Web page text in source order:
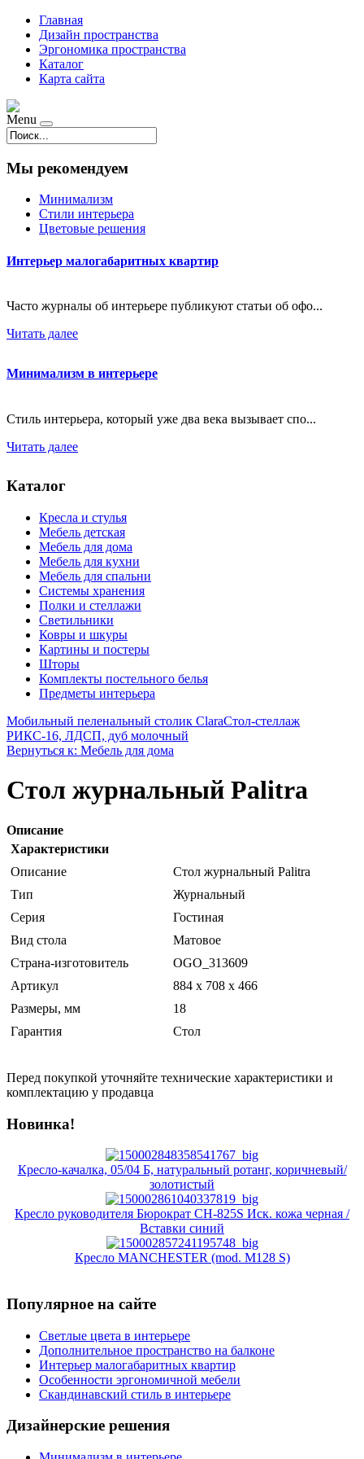
Главная
Дизайн пространства
Эргономика пространства
Каталог
Карта сайта
Menu
Мы рекомендуем
Минимализм
Стили интерьера
Цветовые решения
Интерьер малогабаритных квартир
Часто журналы об интерьере публикуют статьи об офо...
Читать далее
Минимализм в интерьере
Стиль интерьера, который уже два века вызывает спо...
Читать далее
Каталог
Кресла и стулья
Мебель детская
Мебель для дома
Мебель для кухни
Мебель для спальни
Системы хранения
Полки и стеллажи
Светильники
Ковры и шкуры
Картины и постеры
Шторы
Комплекты постельного белья
Предметы интерьера
Мобильный пеленальный столик ClaraСтол-стеллаж
РИКС-16, ЛДСП, дуб молочный
Вернуться к: Мебель для дома
Стол журнальный Palitra
Описание
Характеристики
Описание
Стол журнальный Palitra
Тип
Журнальный
Серия
Гостиная
Вид стола
Матовое
Страна-изготовитель
OGO_313609
Артикул
884 x 708 x 466
Размеры, мм
18
Гарантия
Стол
Перед покупкой уточняйте технические характеристики и
комплектацию у продавца
Новинка!
Кресло-качалка, 05/04 Б, натуральный ротанг, коричневый/
золотистый
Кресло руководителя Бюрократ CH-825S Иск. кожа черная /
Вставки синий
Кресло MANCHESTER (mod. M128 S)
Популярное на сайте
Светлые цвета в интерьере
Дополнительное пространство на балконе
Интерьер малогабаритных квартир
Особенности эргономичной мебели
Скандинавский стиль в интерьере
Дизайнерские решения